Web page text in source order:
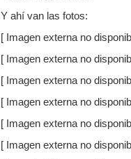
Y ahí van las fotos:
[ Imagen externa no
[ Imagen externa no
[ Imagen externa no
[ Imagen externa no
[ Imagen externa no
[ Imagen externa no